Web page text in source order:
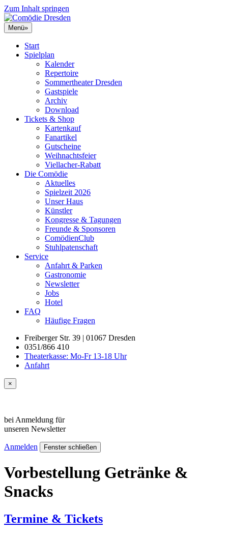
Zum Inhalt springen
Menü»
Start
Spielplan
Kalender
Repertoire
Sommertheater Dresden
Gastspiele
Archiv
Download
Tickets & Shop
Kartenkauf
Fanartikel
Gutscheine
Weihnachtsfeier
Viellacher-Rabatt
Die Comödie
Aktuelles
Spielzeit 2026
Unser Haus
Künstler
Kongresse & Tagungen
Freunde & Sponsoren
ComödienClub
Stuhlpatenschaft
Service
Anfahrt & Parken
Gastronomie
Newsletter
Jobs
Hotel
FAQ
Häufige Fragen
Freiberger Str. 39 | 01067 Dresden
0351/866 410
Theaterkasse: Mo-Fr 13-18 Uhr
Anfahrt
×
bei Anmeldung für
unseren Newsletter
Anmelden Fenster schließen
Vorbestellung Getränke &
Snacks
Termine & Tickets